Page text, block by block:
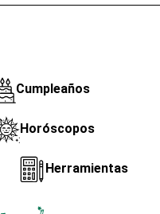
Cumpleaños
Horóscopos
Herramientas